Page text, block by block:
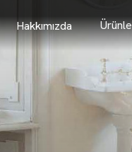
Hakkımızda